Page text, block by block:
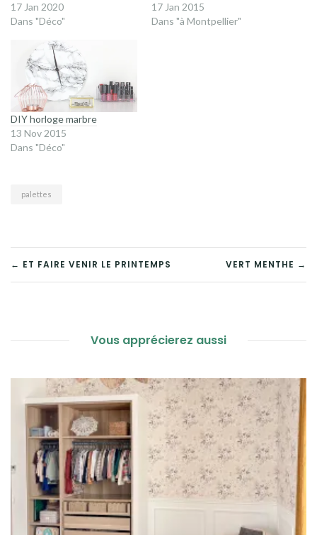
17 Jan 2020
Dans "Déco"
17 Jan 2015
Dans "à Montpellier"
DIY horloge marbre
13 Nov 2015
Dans "Déco"
palettes
NAVIGATION
← ET FAIRE VENIR LE PRINTEMPS VERT MENTHE →
Vous apprécierez aussi